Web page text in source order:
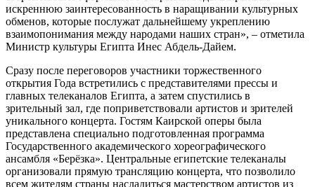
искреннюю заинтересованность в наращивании культурных
обменов, которые послужат дальнейшему укреплению
взаимопонимания между народами наших стран», – отметила
Министр культуры Египта Инес Абдель-Дайем.
Сразу после переговоров участники торжественного
открытия Года встретились с представителями прессы и
главных телеканалов Египта, а затем спустились в
зрительный зал, где поприветствовали артистов и зрителей
уникального концерта. Гостям Каирской оперы была
представлена специально подготовленная программа
Государственного академического хореографического
ансамбля «Берёзка». Центральные египетские телеканалы
организовали прямую трансляцию концерта, что позволило
всем жителям страны насладиться мастерством артистов из